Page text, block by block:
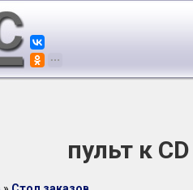
пульт к